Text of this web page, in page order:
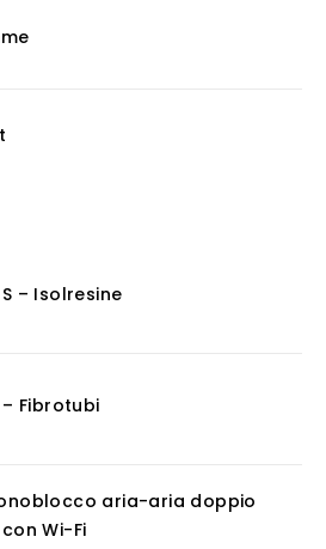
– Isolresine
Fibrotubi
aria-aria doppio
Wi-Fi